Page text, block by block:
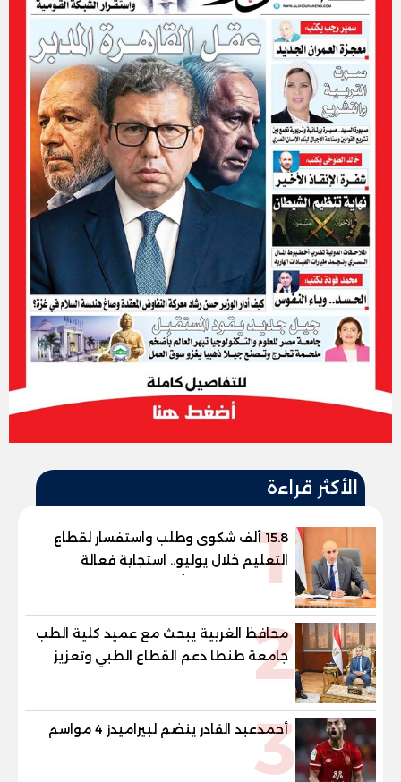
الأكثر قراءة
115.8 ألف شكوى وطلب واستفسار لقطاع
التعليم خلال يوليو.. استجابة فعالة
لشكاوى الطلاب وأولياء الأمور
2
محافظ الغربية يبحث مع عميد كلية الطب
جامعة طنطا دعم القطاع الطبي وتعزيز
الاستفادة من الخبرات الأكاديمية
3
أحمدعبد القادر ينضم لبيراميدز 4 مواسم